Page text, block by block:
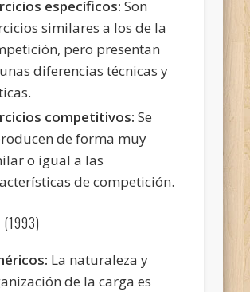
específicos: Son
similares a los de la
pero presentan
diferencias técnicas y
competitivos: Se
de forma muy
o igual a las
de competición.
(1993)
La naturaleza y
de la carga es